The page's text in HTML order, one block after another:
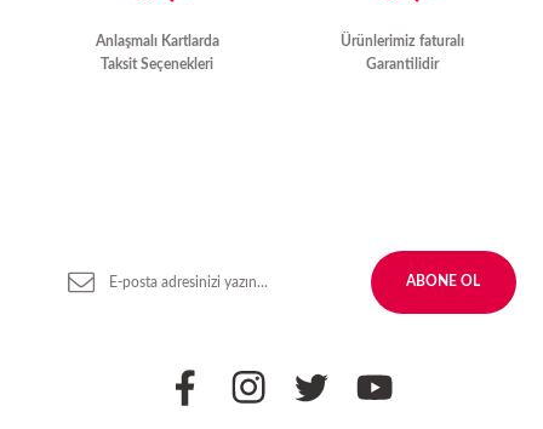
Anlaşmalı Kartlarda
Taksit Seçenekleri
Ürünlerimiz faturalı
Garantilidir
ABONE OL